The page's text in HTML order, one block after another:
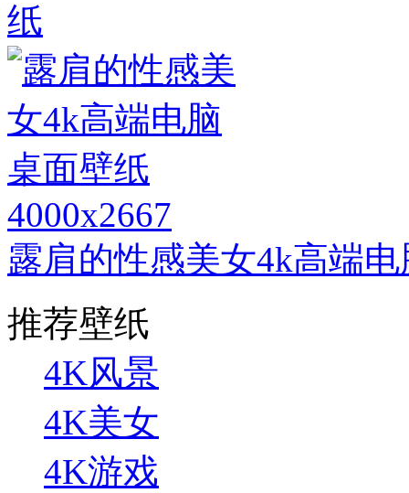
纸
4000x2667
露肩的性感美女4k高端
推荐壁纸
4K风景
4K美女
4K游戏